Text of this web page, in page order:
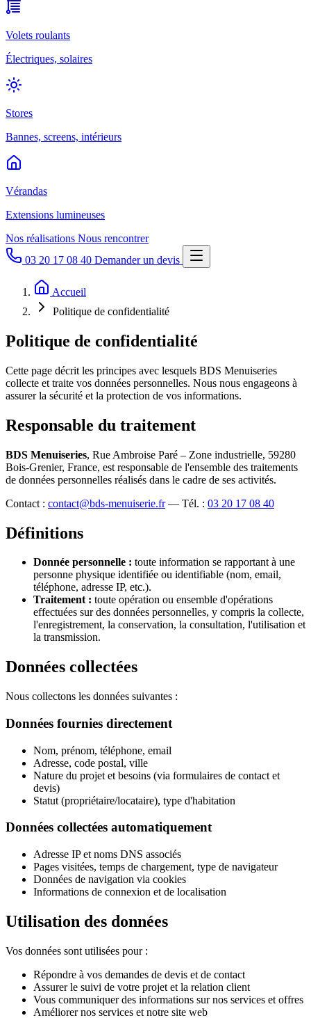
Volets roulants
Électriques, solaires
Stores
Bannes, screens, intérieurs
Vérandas
Extensions lumineuses
Nos réalisations Nous rencontrer
03 20 17 08 40 Demander un devis
Accueil
Politique de confidentialité
Politique de confidentialité
Cette page décrit les principes avec lesquels BDS Menuiseries
collecte et traite vos données personnelles. Nous nous engageons à
assurer la sécurité et la protection de vos informations.
Responsable du traitement
BDS Menuiseries, Rue Ambroise Paré – Zone industrielle, 59280
Bois-Grenier, France, est responsable de l'ensemble des traitements
de données personnelles réalisés dans le cadre de ses activités.
Contact : contact@bds-menuiserie.fr— Tél. : 03 20 17 08 40
Définitions
Donnée personnelle : toute information se rapportant à une
personne physique identifiée ou identifiable (nom, email,
téléphone, adresse IP, etc.).
Traitement : toute opération ou ensemble d'opérations
effectuées sur des données personnelles, y compris la collecte,
l'enregistrement, la conservation, la consultation, l'utilisation et
la transmission.
Données collectées
Nous collectons les données suivantes :
Données fournies directement
Nom, prénom, téléphone, email
Adresse, code postal, ville
Nature du projet et besoins (via formulaires de contact et
devis)
Statut (propriétaire/locataire), type d'habitation
Données collectées automatiquement
Adresse IP et noms DNS associés
Pages visitées, temps de chargement, type de navigateur
Données de navigation via cookies
Informations de connexion et de localisation
Utilisation des données
Vos données sont utilisées pour :
Répondre à vos demandes de devis et de contact
Assurer le suivi de votre projet et la relation client
Vous communiquer des informations sur nos services et offres
Améliorer nos services et notre site web